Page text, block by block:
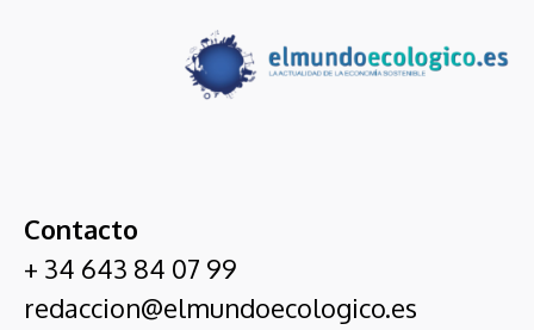
Contacto
+ 34 643 84 07 99
redaccion@elmundoecologico.es